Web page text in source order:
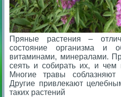
Пряные растения –
состояние организма и
витаминами, минералами.
сеять и собирать их, и
Многие травы соблазняют
Другие привлекают
таких растений